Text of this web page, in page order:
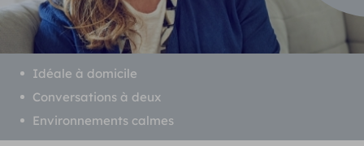
Idéale à domicile
Conversations à deux
Environnements calmes